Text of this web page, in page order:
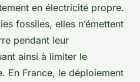
en électricité propre.
fossiles, elles n’émettent
pendant leur
ainsi à limiter le
En France, le déploiement